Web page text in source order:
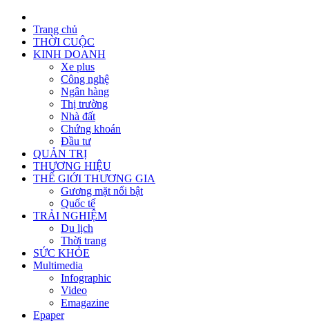
Trang chủ
THỜI CUỘC
KINH DOANH
Xe plus
Công nghệ
Ngân hàng
Thị trường
Nhà đất
Chứng khoán
Đầu tư
QUẢN TRỊ
THƯƠNG HIỆU
THẾ GIỚI THƯƠNG GIA
Gương mặt nổi bật
Quốc tế
TRẢI NGHIỆM
Du lịch
Thời trang
SỨC KHỎE
Multimedia
Infographic
Video
Emagazine
Epaper